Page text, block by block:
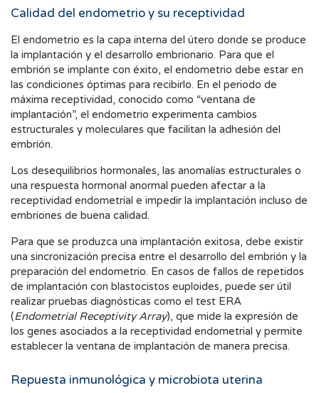
Calidad del endometrio y su receptividad
El endometrio es la capa interna del útero donde se produce
la implantación y el desarrollo embrionario. Para que el
embrión se implante con éxito, el endometrio debe estar en
las condiciones óptimas para recibirlo. En el periodo de
máxima receptividad, conocido como “ventana de
implantación”, el endometrio experimenta cambios
estructurales y moleculares que facilitan la adhesión del
embrión.
Los desequilibrios hormonales, las anomalías estructurales o
una respuesta hormonal anormal pueden afectar a la
receptividad endometrial e impedir la implantación incluso de
embriones de buena calidad.
Para que se produzca una implantación exitosa, debe existir
una sincronización precisa entre el desarrollo del embrión y la
preparación del endometrio. En casos de fallos de repetidos
de implantación con blastocistos euploides, puede ser útil
realizar pruebas diagnósticas como el test ERA
(Endometrial Receptivity Array), que mide la expresión de
los genes asociados a la receptividad endometrial y permite
establecer la ventana de implantación de manera precisa.
Repuesta inmunológica y microbiota uterina